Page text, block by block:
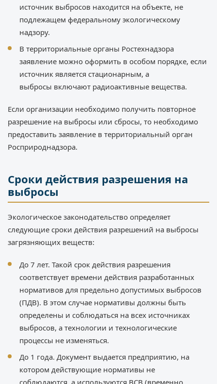
источник выбросов находится на объекте, не
подлежащем федеральному экологическому
надзору.
В территориальные органы Ростехнадзора
заявление можно оформить в особом порядке, если
источник является стационарным, а
выбросы включают радиоактивные вещества.
Если организации необходимо получить повторное
разрешение на выбросы или сбросы, то необходимо
предоставить заявление в территориальный орган
Росприроднадзора.
Сроки действия разрешения на
выбросы
Экологическое законодательство определяет
следующие сроки действия разрешений на выбросы
загрязняющих веществ:
До 7 лет. Такой срок действия разрешения
соответствует времени действия разработанных
нормативов для предельно допустимых выбросов
(ПДВ). В этом случае нормативы должны быть
определены и соблюдаться на всех источниках
выбросов, а технологии и технологические
процессы не изменяться.
До 1 года. Документ выдается предприятию, на
котором действующие нормативы не